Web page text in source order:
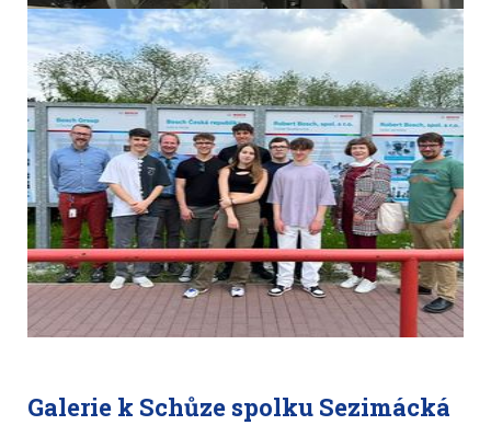
Galerie k Schůze spolku Sezimácká